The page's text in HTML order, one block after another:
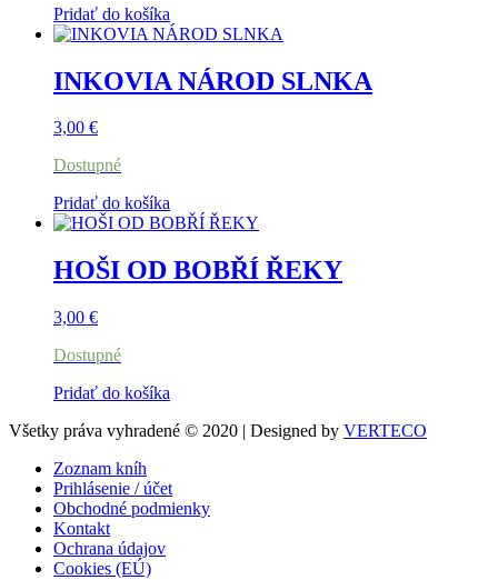
Pridať do košíka
INKOVIA NÁROD SLNKA
3,00 €
Dostupné
Pridať do košíka
HOŠI OD BOBŘÍ ŘEKY
3,00 €
Dostupné
Pridať do košíka
Všetky práva vyhradené © 2020 | Designed by VERTECO
Zoznam kníh
Prihlásenie / účet
Obchodné podmienky
Kontakt
Ochrana údajov
Cookies (EÚ)